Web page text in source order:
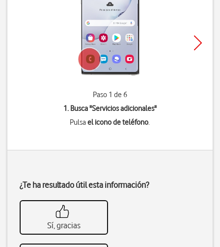
Paso 1 de 6
1. Busca "Servicios adicionales"
Pulsael icono de teléfono.
¿Te ha resultado útil esta información?
Sí, gracias